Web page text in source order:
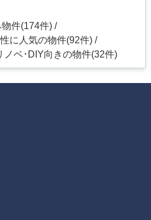
件(174件)
に人気の物件(92件)
ノベ･DIY向きの物件(32件)